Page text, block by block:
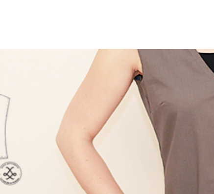
promis de coudre un vêtement par mois, et
par ma première réalisation du top Garance. Je
» car ce n’est pas la version que j’avais